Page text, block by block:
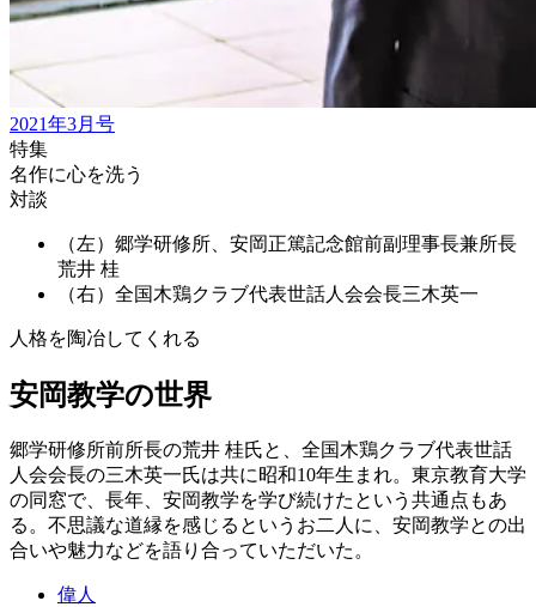
2021年3月号
特集
名作に心を洗う
対談
（左）郷学研修所、安岡正篤記念館前副理事長兼所長
荒井 桂
（右）全国木鶏クラブ代表世話人会会長三木英一
人格を陶冶してくれる
安岡教学の世界
郷学研修所前所長の荒井 桂氏と、全国木鶏クラブ代表世話
人会会長の三木英一氏は共に昭和10年生まれ。東京教育大学
の同窓で、長年、安岡教学を学び続けたという共通点もあ
る。不思議な道縁を感じるというお二人に、安岡教学との出
合いや魅力などを語り合っていただいた。
偉人